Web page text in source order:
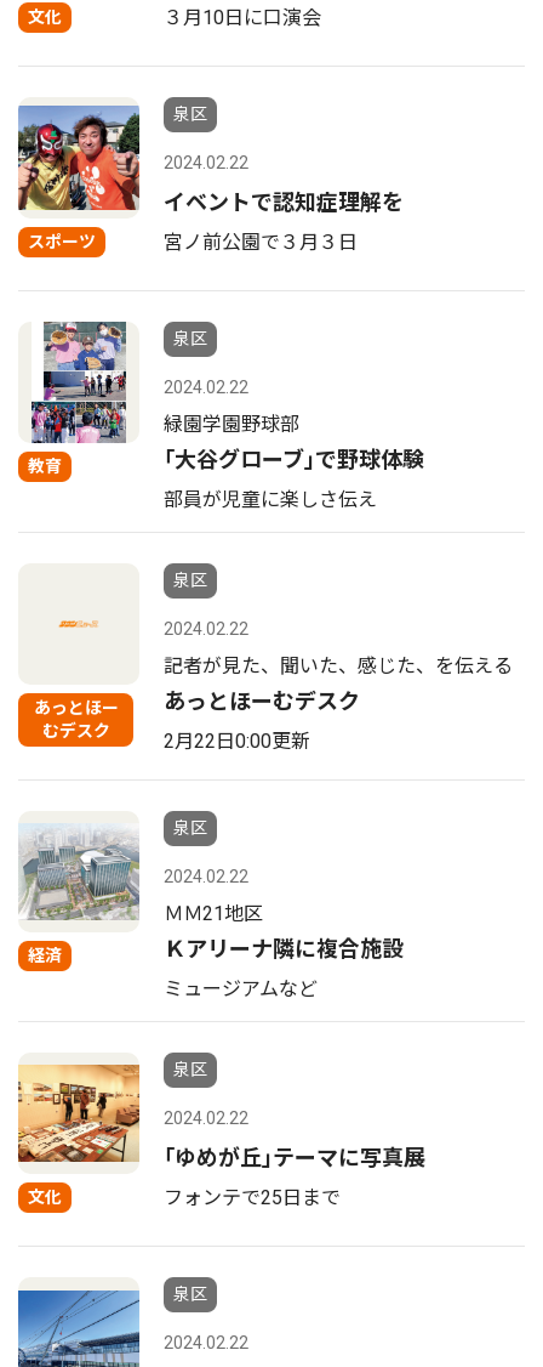
文化 ３月10日に口演会
スポーツ
泉区
2024.02.22
イベントで認知症理解を
宮ノ前公園で３月３日
教育
泉区
2024.02.22
緑園学園野球部
｢大谷グローブ｣で野球体験
部員が児童に楽しさ伝え
あっとほー
むデスク
泉区
2024.02.22
記者が見た、聞いた、感じた、を伝える
あっとほーむデスク
2月22日0:00更新
経済
泉区
2024.02.22
ＭＭ21地区
Ｋアリーナ隣に複合施設
ミュージアムなど
文化
泉区
2024.02.22
｢ゆめが丘｣テーマに写真展
フォンテで25日まで
泉区
2024.02.22